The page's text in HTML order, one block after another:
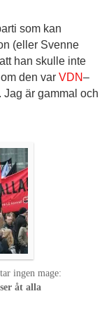
som kan
(eller Svenne
han skulle inte
den var VDN–
är gammal och
ingen mage:
åt alla